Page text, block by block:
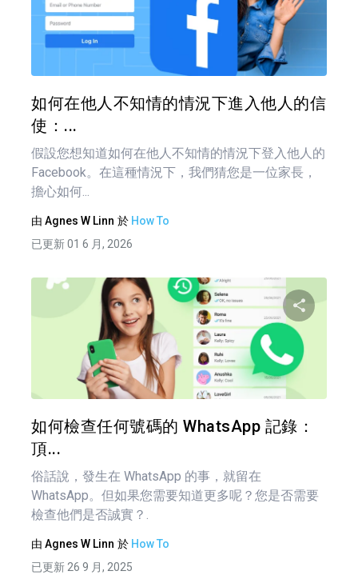
如何在他人不知情的情況下進入他人的信
使：...
假設您想知道如何在他人不知情的情況下登入他人的
Facebook。在這種情況下，我們猜您是一位家長，
擔心如何...
由 Agnes W Linn 於 How To
已更新 01 6 月, 2026
如何檢查任何號碼的 WhatsApp 記錄：
頂...
俗話說，發生在 WhatsApp 的事，就留在
WhatsApp。但如果您需要知道更多呢？您是否需要
檢查他們是否誠實？.
由 Agnes W Linn 於 How To
已更新 26 9 月, 2025